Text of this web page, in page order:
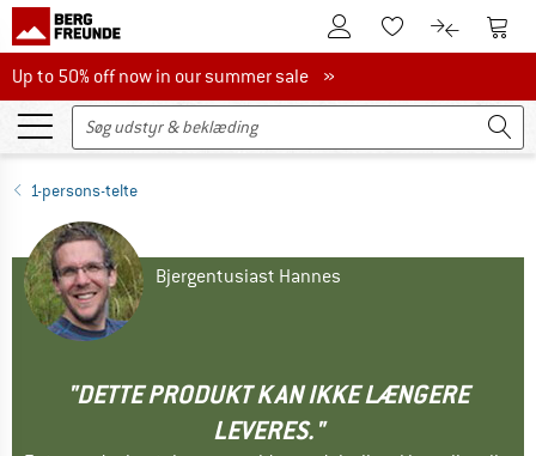
Til kundekontoenTil huskesedlen.
Til Til
Up to 50% off now in our summer sale
Up to 50% off now in our summer sale »
1-persons-telte
Bjergentusiast Hannes
"DETTE PRODUKT KAN IKKE LÆNGERE
LEVERES."